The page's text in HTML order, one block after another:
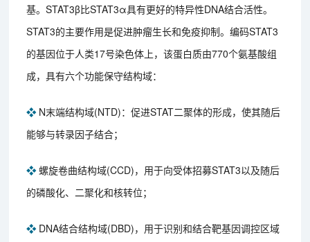
基。STAT3β比STAT3α具有更好的特异性DNA结合活性。
STAT3的主要作用是促进肿瘤生长和免疫抑制。编码STAT3
的基因位于人类17号染色体上，该蛋白质由770个氨基酸组
成，具有六个功能保守结构域：
❖ N末端结构域(NTD)：促进STAT二聚体的形成，使其随后
能够与转录因子结合；
❖ 螺旋卷曲结构域(CCD)，用于向受体招募STAT3以及随后
的磷酸化、二聚化和核转位；
❖ DNA结合结构域(DBD)，用于识别和结合靶基因调控区域